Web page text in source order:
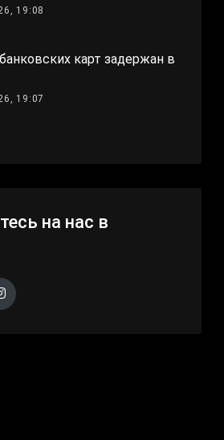
19:08
карт задержан в
19:07
на нас в